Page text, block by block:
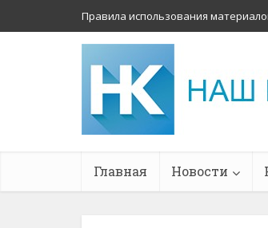
Правила использования
Главная Новости